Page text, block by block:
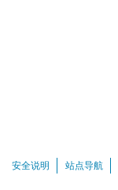
安全说明 站点导航